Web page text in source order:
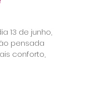
13 de junho,
pensada
conforto,